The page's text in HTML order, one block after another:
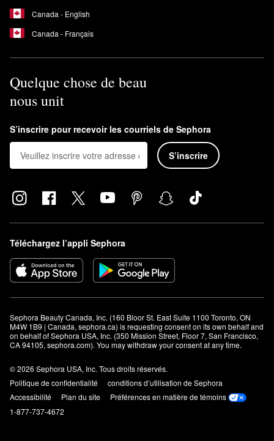
Canada - English
Canada - Français
Quelque chose de beau
nous unit
S’inscrire pour recevoir les courriels de Sephora
S’inscrire
Téléchargez l’appli Sephora
Sephora Beauty Canada, Inc. (160 Bloor St. East Suite 1100 Toronto, ON
M4W 1B9 | Canada, sephora.ca) is requesting consent on its own behalf and
on behalf of Sephora USA, Inc. (350 Mission Street, Floor 7, San Francisco,
CA 94105, sephora.com). You may withdraw your consent at any time.
© 2026 Sephora USA, Inc. Tous droits réservés.
Politique de confidentialité
conditions d’utilisation de Sephora
Accessibilité
Plan du site
Préférences en matière de témoins
1-877-737-4672